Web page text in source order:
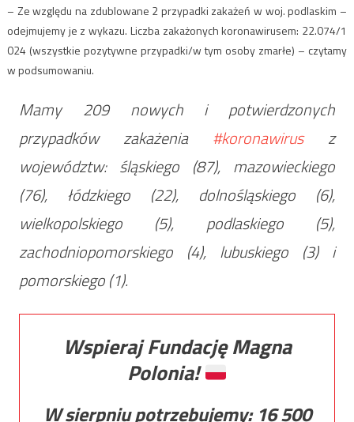
– Ze względu na zdublowane 2 przypadki zakażeń w woj. podlaskim –
odejmujemy je z wykazu. Liczba zakażonych koronawirusem: 22.074/1
024 (wszystkie pozytywne przypadki/w tym osoby zmarłe) – czytamy
w podsumowaniu.
Mamy 209 nowych i potwierdzonych
przypadków zakażenia #koronawirusz
województw: śląskiego (87), mazowieckiego
(76), łódzkiego (22), dolnośląskiego (6),
wielkopolskiego (5), podlaskiego (5),
zachodniopomorskiego (4), lubuskiego (3) i
pomorskiego (1).
Wspieraj Fundację Magna
Polonia!
W sierpniu potrzebujemy: 16 500